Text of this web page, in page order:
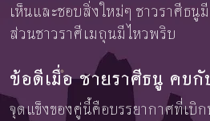
เห็นและชอบสิ่งใหม่ๆ ชาวราศีธ
ส่วนชาวราศีเมถุนมีไหวพริบ
ข้อดีเมื่อ ชายราศีธนู คบ
จุดแข็งของคู่นี้คือบรรยากาศที่เบิ